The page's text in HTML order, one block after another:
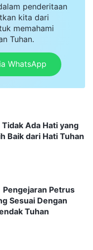
penderitaan
kita dari
memahami
Tuhan.
WhatsApp
Ada Hati yang
Baik dari Hati Tuhan
Petrus
Sesuai Dengan
Tuhan